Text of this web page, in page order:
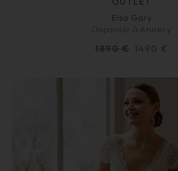
Elsa Gary
Disponible à Annecy
1890€ 1490 €